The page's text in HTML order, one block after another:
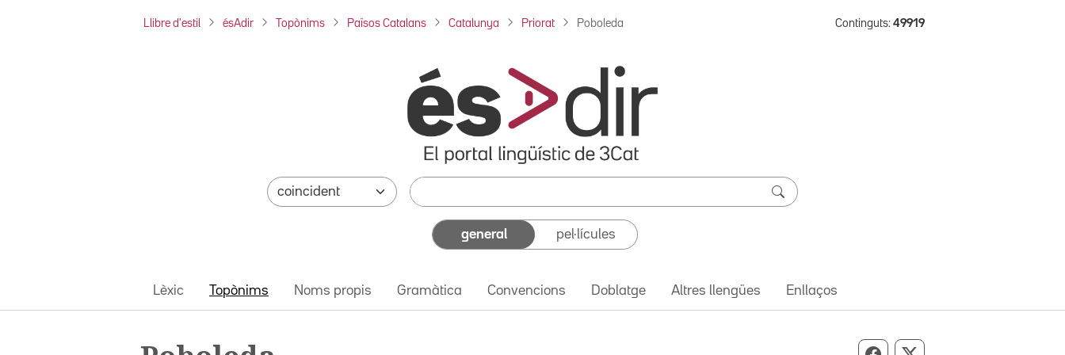
Llibre d'estil ésAdir Topònims Països Catalans Catalunya Priorat Poboleda Continguts: 49919
general pel·lícules
Lèxic Topònims Noms propis Gramàtica Convencions Doblatge Altres llengües Enllaços